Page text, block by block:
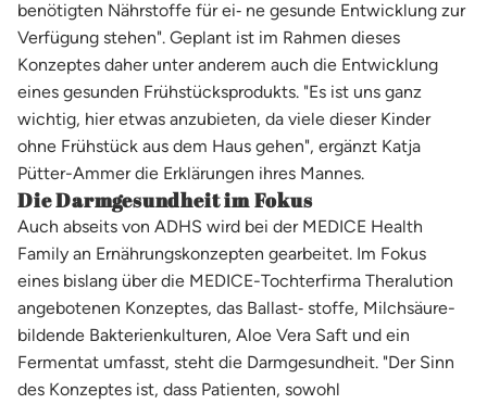
benötigten Nährstoffe für ei‐ ne gesunde Entwicklung zur
Verfügung stehen". Geplant ist im Rahmen dieses
Konzeptes daher unter anderem auch die Entwicklung
eines gesunden Frühstücksprodukts. "Es ist uns ganz
wichtig, hier etwas anzubieten, da viele dieser Kinder
ohne Frühstück aus dem Haus gehen", ergänzt Katja
Pütter-Ammer die Erklärungen ihres Mannes.
Die Darmgesundheit im Fokus
Auch abseits von ADHS wird bei der MEDICE Health
Family an Ernährungskonzepten gearbeitet. Im Fokus
eines bislang über die MEDICE-Tochterfirma Theralution
angebotenen Konzeptes, das Ballast‐ stoffe, Milchsäure-
bildende Bakterienkulturen, Aloe Vera Saft und ein
Fermentat umfasst, steht die Darmgesundheit. "Der Sinn
des Konzeptes ist, dass Patienten, sowohl